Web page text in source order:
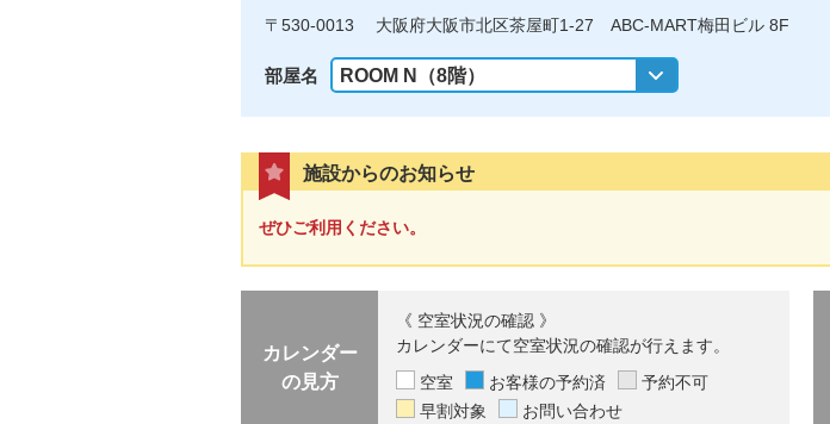
〒530-0013 大阪府大阪市北区茶屋町1-27 ABC-MART梅田ビル 8F
部屋名
施設からのお知らせ
ぜひご利用ください。
カレンダー
の見方
《 空室状況の確認 》
カレンダーにて空室状況の確認が行えます。
空室
お客様の予約済
予約不可
早割対象
お問い合わせ